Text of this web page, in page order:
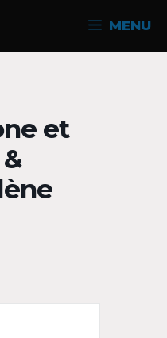
MENU
et